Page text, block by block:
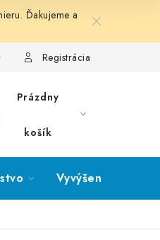
Ďakujeme a
Registrácia
Prázdny
košík
Vyvýšené záhony